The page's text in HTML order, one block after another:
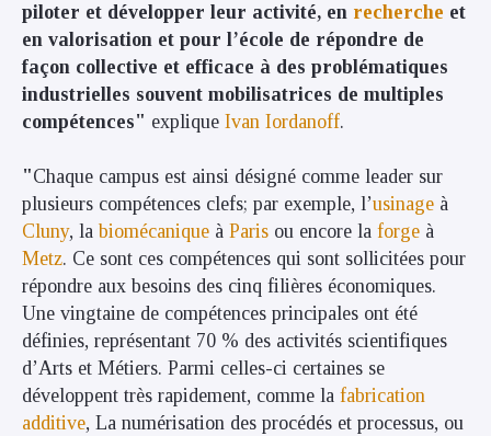
piloter et développer leur activité, en recherche et
en valorisation et pour l’école de répondre de
façon collective et efficace à des problématiques
industrielles souvent mobilisatrices de multiples
compétences" explique Ivan Iordanoff.
"Chaque campus est ainsi désigné comme leader sur
plusieurs compétences clefs; par exemple, l’usinage à
Cluny, la biomécanique à Paris ou encore la forge à
Metz. Ce sont ces compétences qui sont sollicitées pour
répondre aux besoins des cinq filières économiques.
Une vingtaine de compétences principales ont été
définies, représentant 70 % des activités scientifiques
d’Arts et Métiers. Parmi celles-ci certaines se
développent très rapidement, comme la fabrication
additive, La numérisation des procédés et processus, ou